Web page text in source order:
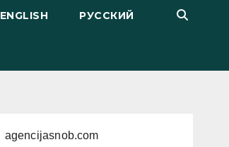
ENGLISH РУССКИЙ
agencijasnob.com